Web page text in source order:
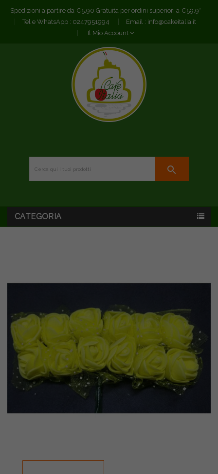
Spedizioni a partire da €5,90 Gratuita per ordini superiori a €59,9*
Tel e WhatsApp : 0247951994 Email : info@cakeitalia.it
Il Mio Account
search
CATEGORIA